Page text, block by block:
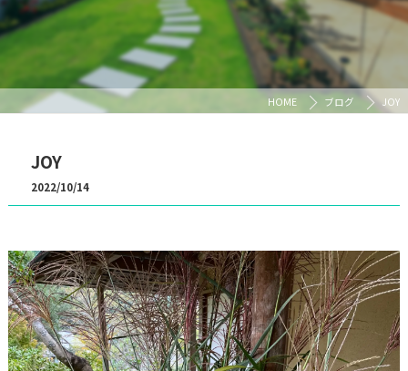
HOME ブログ JOY
JOY
2022/10/14